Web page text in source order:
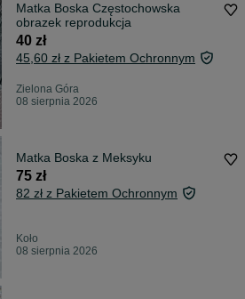
Matka Boska Częstochowska
obrazek reprodukcja
40 zł
45,60 zł z Pakietem Ochronnym
Zielona Góra
08 sierpnia 2026
Matka Boska z Meksyku
75 zł
82 zł z Pakietem Ochronnym
Koło
08 sierpnia 2026